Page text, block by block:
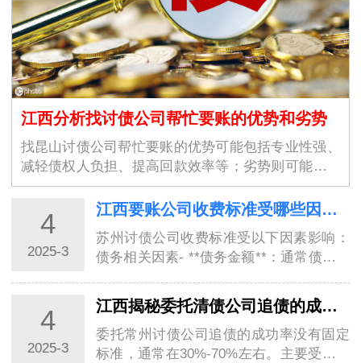
江西分析找讨债公司帮忙要账的优势和劣势
找昆山讨债公司帮忙要账的优势可能包括专业性强、
减轻债权人负担、提高回款效率等；劣势则可能涉及
合法性争议、高昂的费用以…
4
2025-3
江西要账公司收费标准受哪些因素影响？
苏州讨债公司收费标准受以下因素影响：
债务相关因素- **债务金额**：通常债务金
例收费…
4
2025-3
江西揭秘委托清债公司追债的成功率有多高？
委托常州讨债公司追债的成功率没有固定
标准，通常在30%-70%左右。主要受以下